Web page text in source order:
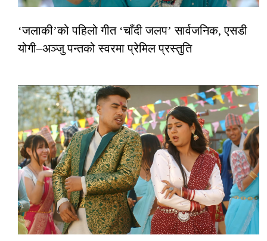
‘जलाकी’को पहिलो गीत ‘चाँदी जलप’ सार्वजनिक, एसडी
योगी–अञ्जु पन्तको स्वरमा प्रेमिल प्रस्तुति